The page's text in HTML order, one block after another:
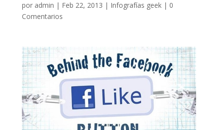
por admin | Feb 22, 2013 | Infografías geek| 0
Comentarios